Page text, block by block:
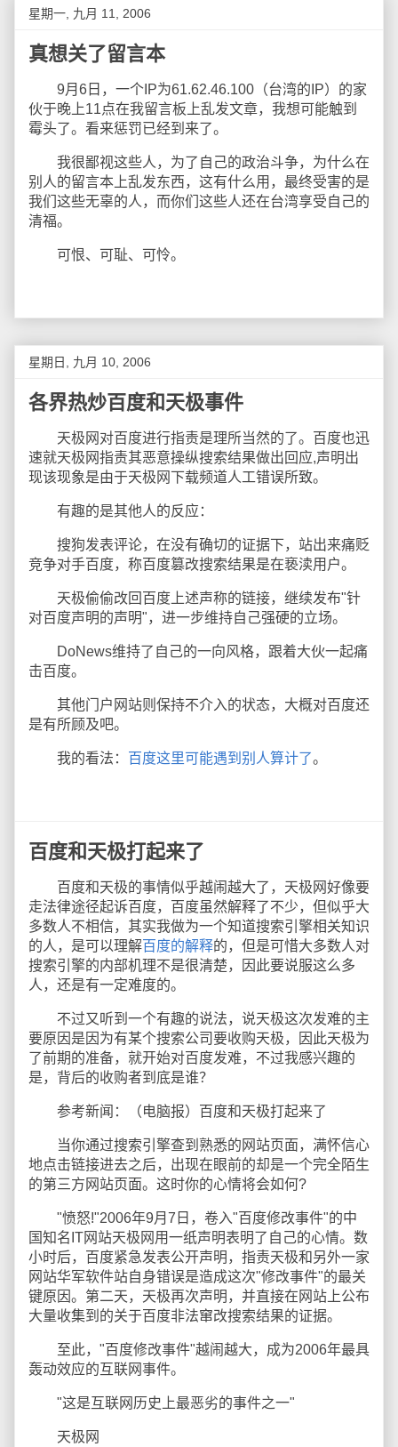
星期一, 九月 11, 2006
真想关了留言本
9月6日，一个IP为61.62.46.100（台湾的IP）的家
伙于晚上11点在我留言板上乱发文章，我想可能触到
霉头了。看来惩罚已经到来了。
我很鄙视这些人，为了自己的政治斗争，为什么在
别人的留言本上乱发东西，这有什么用，最终受害的是
我们这些无辜的人，而你们这些人还在台湾享受自己的
清福。
可恨、可耻、可怜。
星期日, 九月 10, 2006
各界热炒百度和天极事件
天极网对百度进行指责是理所当然的了。百度也迅
速就天极网指责其恶意操纵搜索结果做出回应,声明出
现该现象是由于天极网下载频道人工错误所致。
有趣的是其他人的反应：
搜狗发表评论，在没有确切的证据下，站出来痛贬
竞争对手百度，称百度篡改搜索结果是在亵渎用户。
天极偷偷改回百度上述声称的链接，继续发布"针
对百度声明的声明"，进一步维持自己强硬的立场。
DoNews维持了自己的一向风格，跟着大伙一起痛
击百度。
其他门户网站则保持不介入的状态，大概对百度还
是有所顾及吧。
我的看法： 百度这里可能遇到别人算计了。
百度和天极打起来了
百度和天极的事情似乎越闹越大了，天极网好像要
走法律途径起诉百度，百度虽然解释了不少，但似乎大
多数人不相信，其实我做为一个知道搜索引擎相关知识
的人，是可以理解百度的解释的，但是可惜大多数人对
搜索引擎的内部机理不是很清楚，因此要说服这么多
人，还是有一定难度的。
不过又听到一个有趣的说法，说天极这次发难的主
要原因是因为有某个搜索公司要收购天极，因此天极为
了前期的准备，就开始对百度发难，不过我感兴趣的
是，背后的收购者到底是谁？
参考新闻：（电脑报）百度和天极打起来了
当你通过搜索引擎查到熟悉的网站页面，满怀信心
地点击链接进去之后，出现在眼前的却是一个完全陌生
的第三方网站页面。这时你的心情将会如何?
"愤怒!"2006年9月7日，卷入"百度修改事件"的中
国知名IT网站天极网用一纸声明表明了自己的心情。数
小时后，百度紧急发表公开声明，指责天极和另外一家
网站华军软件站自身错误是造成这次"修改事件"的最关
键原因。第二天，天极再次声明，并直接在网站上公布
大量收集到的关于百度非法窜改搜索结果的证据。
至此，"百度修改事件"越闹越大，成为2006年最具
轰动效应的互联网事件。
"这是互联网历史上最恶劣的事件之一"
天极网